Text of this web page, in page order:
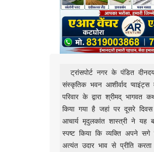
संस्कृतिक भवन आशीर्वाद प्वाइंट्स
परिवार के द्वारा श्रीमद् भागवत
किया गया है जहां पर दूसरे
आचार्य मृदुलकांत शास्त्री ने यह
स्पष्ट किया कि व्यक्ति अपने
अत्यंत उदार भाव से प्रीति